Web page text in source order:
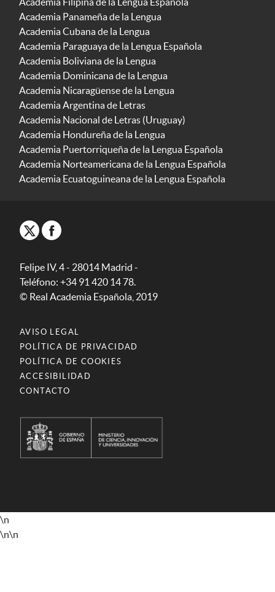
Academia Panameña de la Lengua
Academia Cubana de la Lengua
Academia Paraguaya de la Lengua Española
Academia Boliviana de la Lengua
Academia Dominicana de la Lengua
Academia Nicaragüense de la Lengua
Academia Argentina de Letras
Academia Nacional de Letras (Uruguay)
Academia Hondureña de la Lengua
Academia Puertorriqueña de la Lengua Española
Academia Norteamericana de la Lengua Española
Academia Ecuatoguineana de la Lengua Española
Felipe IV, 4 - 28014 Madrid -
Teléfono: +34 91 420 14 78.
© Real Academia Española, 2019
AVISO LEGAL
POLÍTICA DE PRIVACIDAD
POLÍTICA DE COOKIES
ACCESIBILIDAD
CONTACTO
\n
\n\n